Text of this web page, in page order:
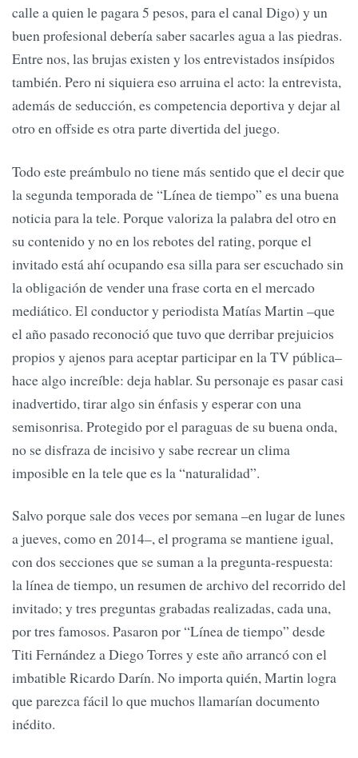
calle a quien le pagara 5 pesos, para el canal Digo) y un
buen profesional debería saber sacarles agua a las piedras.
Entre nos, las brujas existen y los entrevistados insípidos
también. Pero ni siquiera eso arruina el acto: la entrevista,
además de seducción, es competencia deportiva y dejar al
otro en offside es otra parte divertida del juego.
Todo este preámbulo no tiene más sentido que el decir que
la segunda temporada de “Línea de tiempo” es una buena
noticia para la tele. Porque valoriza la palabra del otro en
su contenido y no en los rebotes del rating, porque el
invitado está ahí ocupando esa silla para ser escuchado sin
la obligación de vender una frase corta en el mercado
mediático. El conductor y periodista Matías Martin –que
el año pasado reconoció que tuvo que derribar prejuicios
propios y ajenos para aceptar participar en la TV pública–
hace algo increíble: deja hablar. Su personaje es pasar casi
inadvertido, tirar algo sin énfasis y esperar con una
semisonrisa. Protegido por el paraguas de su buena onda,
no se disfraza de incisivo y sabe recrear un clima
imposible en la tele que es la “naturalidad”.
Salvo porque sale dos veces por semana –en lugar de lunes
a jueves, como en 2014–, el programa se mantiene igual,
con dos secciones que se suman a la pregunta-respuesta:
la línea de tiempo, un resumen de archivo del recorrido del
invitado; y tres preguntas grabadas realizadas, cada una,
por tres famosos. Pasaron por “Línea de tiempo” desde
Titi Fernández a Diego Torres y este año arrancó con el
imbatible Ricardo Darín. No importa quién, Martin logra
que parezca fácil lo que muchos llamarían documento
inédito.